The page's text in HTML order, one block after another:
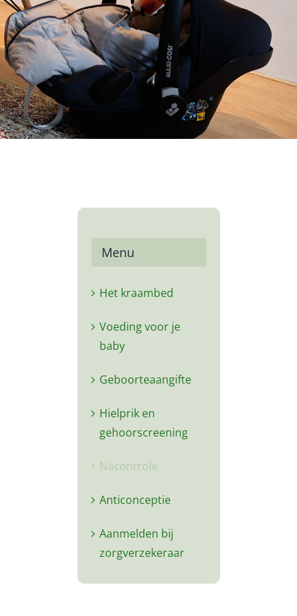
Menu
Het kraambed
Voeding voor je
baby
Geboorteaangifte
Hielprik en
gehoorscreening
Nacontrole
Anticonceptie
Aanmelden bij
zorgverzekeraar